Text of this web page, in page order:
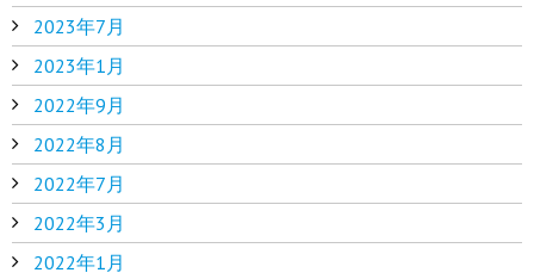
2023年7月
2023年1月
2022年9月
2022年8月
2022年7月
2022年3月
2022年1月